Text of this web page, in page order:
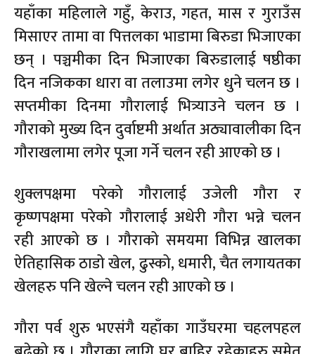
यहाँका महिलाले गहुँ, केराउ, गहत, मास र गुराउँस
मिसाएर तामा वा पित्तलका भाडामा बिरुडा भिजाएका
छन् । पञ्चमीका दिन भिजाएका बिरुडालाई षष्ठीका
दिन नजिकका धारा वा तलाउमा लगेर धुने चलन छ ।
सप्तमीका दिनमा गौरालाई भित्र्याउने चलन छ ।
गौराको मुख्य दिन दुर्वाष्टमी अर्थात अठ्यावालीका दिन
गौराखलामा लगेर पूजा गर्ने चलन रही आएको छ ।
शुक्लपक्षमा परेको गौरालाई उजेली गौरा र
कृष्णपक्षमा परेको गौरालाई अधेरी गौरा भन्ने चलन
रही आएको छ । गौराको समयमा विभिन्न खालका
ऐतिहासिक ठाडो खेल, ढुस्को, धमारी, चैत लगायतका
खेलहरु पनि खेल्ने चलन रही आएको छ ।
गौरा पर्व शुरु भएसंगै यहाँका गाउँघरमा चहलपहल